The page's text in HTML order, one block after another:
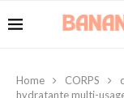
Home CORPS
hydratante multi-